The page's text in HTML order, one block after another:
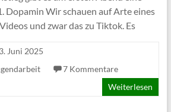
Dopamin Wir schauen auf Arte eines
und zwar das zu Tiktok. Es
Juni 2025
7 Kommentare
Weiterlesen